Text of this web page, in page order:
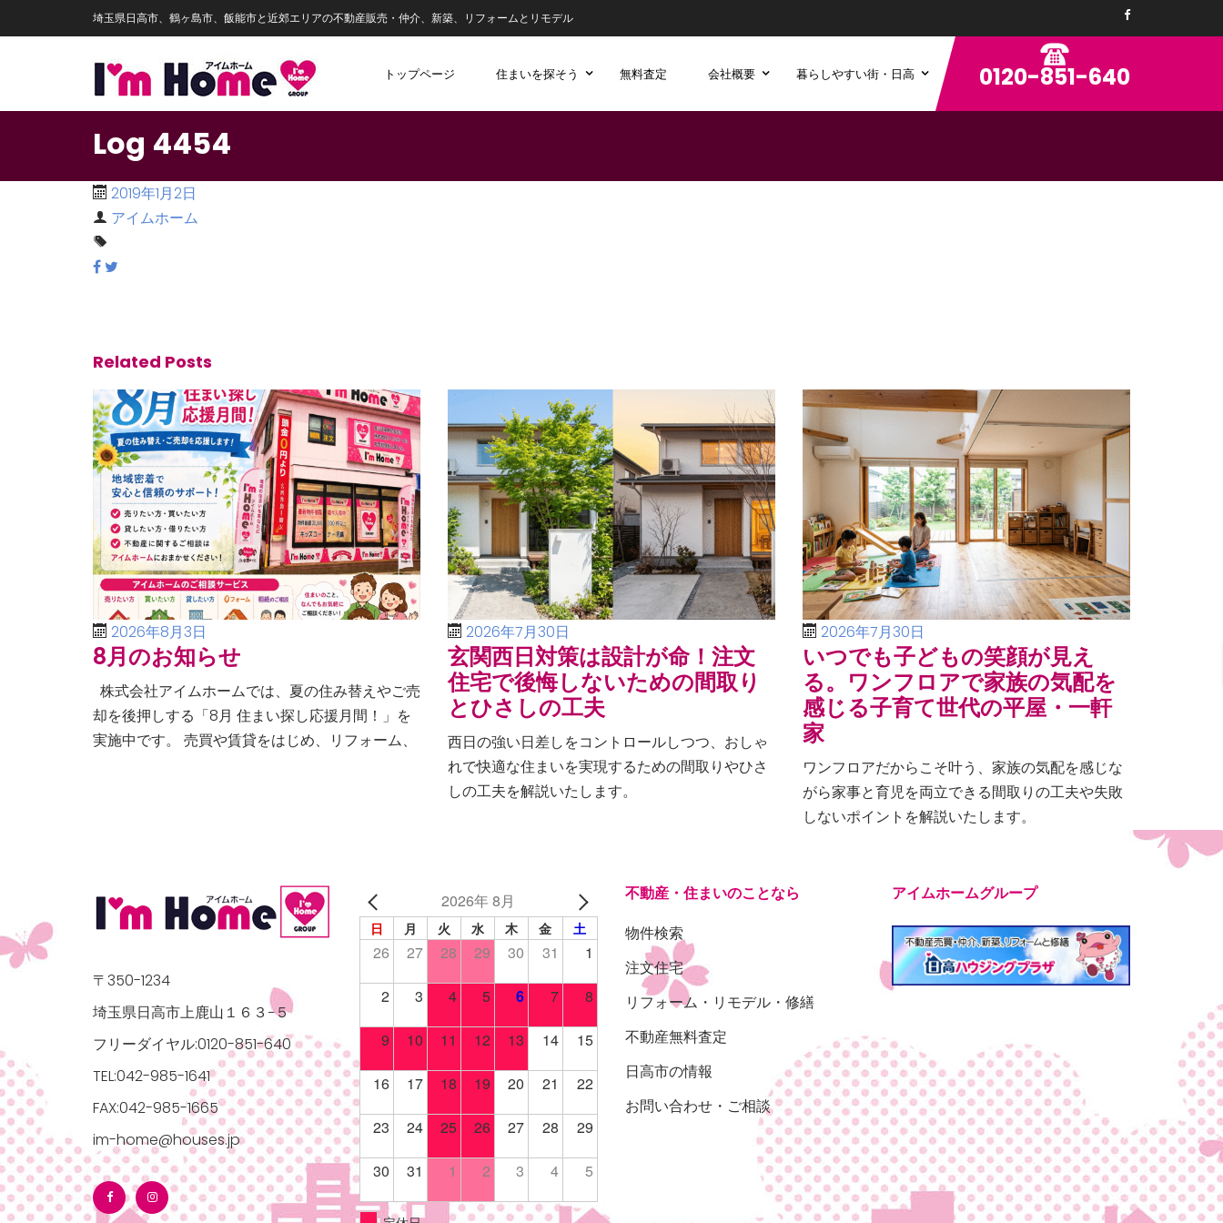
埼玉県日高市、鶴ヶ島市、飯能市と近郊エリアの不動産販売・仲介、新築、リフォームとリモデル
トップページ 住まいを探そう 無料査定 会社概要 暮らしやすい街・日高 0120-851-640
Log 4454
2019年1月2日
アイムホーム
Related Posts
2026年8月3日
8月のお知らせ
株式会社アイムホームでは、夏の住み替えやご売
却を後押しする「8月 住まい探し応援月間！」を
実施中です。 売買や賃貸をはじめ、リフォーム、
2026年7月30日
玄関西日対策は設計が命！注文
住宅で後悔しないための間取り
とひさしの工夫
西日の強い日差しをコントロールしつつ、おしゃ
れで快適な住まいを実現するための間取りやひさ
しの工夫を解説いたします。
2026年7月30日
いつでも子どもの笑顔が見え
る。ワンフロアで家族の気配を
感じる子育て世代の平屋・一軒
家
ワンフロアだからこそ叶う、家族の気配を感じな
がら家事と育児を両立できる間取りの工夫や失敗
しないポイントを解説いたします。
〒350-1234
埼玉県日高市上鹿山１６３−５
フリーダイヤル:0120-851-640
TEL:042-985-1641
FAX:042-985-1665
im-home@houses.jp
2026年 8月
日 月 火 水 木 金 土
26 27 28 29 30 31 1
2 3 4 5 6 7 8
9 10 11 12 13 14 15
16 17 18 19 20 21 22
23 24 25 26 27 28 29
30 31 1 2 3 4 5
不動産・住まいのことなら
物件検索
注文住宅
リフォーム・リモデル・修繕
不動産無料査定
日高市の情報
お問い合わせ・ご相談
アイムホームグループ